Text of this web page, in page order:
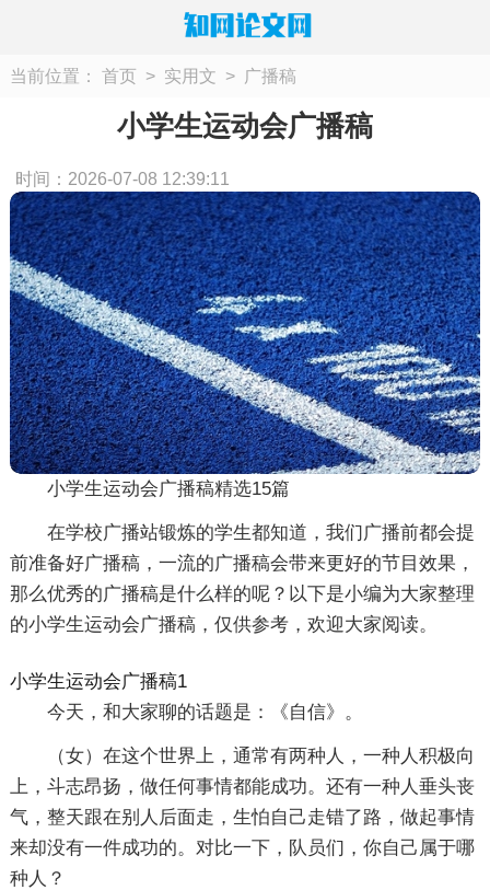
当前位置： 首页 > 实用文 > 广播稿
小学生运动会广播稿
时间：2026-07-08 12:39:11
小学生运动会广播稿精选15篇
在学校广播站锻炼的学生都知道，我们广播前都会提
前准备好广播稿，一流的广播稿会带来更好的节目效果，
那么优秀的广播稿是什么样的呢？以下是小编为大家整理
的小学生运动会广播稿，仅供参考，欢迎大家阅读。
小学生运动会广播稿1
今天，和大家聊的话题是：《自信》。
（女）在这个世界上，通常有两种人，一种人积极向
上，斗志昂扬，做任何事情都能成功。还有一种人垂头丧
气，整天跟在别人后面走，生怕自己走错了路，做起事情
来却没有一件成功的。对比一下，队员们，你自己属于哪
种人？